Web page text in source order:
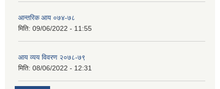
आन्तरिक आय ०७४-७८
मिति: 09/06/2022 - 11:55
आय व्यय विवरण २०७८-७९
मिति: 08/06/2022 - 12:31